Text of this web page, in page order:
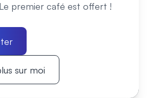
premier café est offert !
sur moi